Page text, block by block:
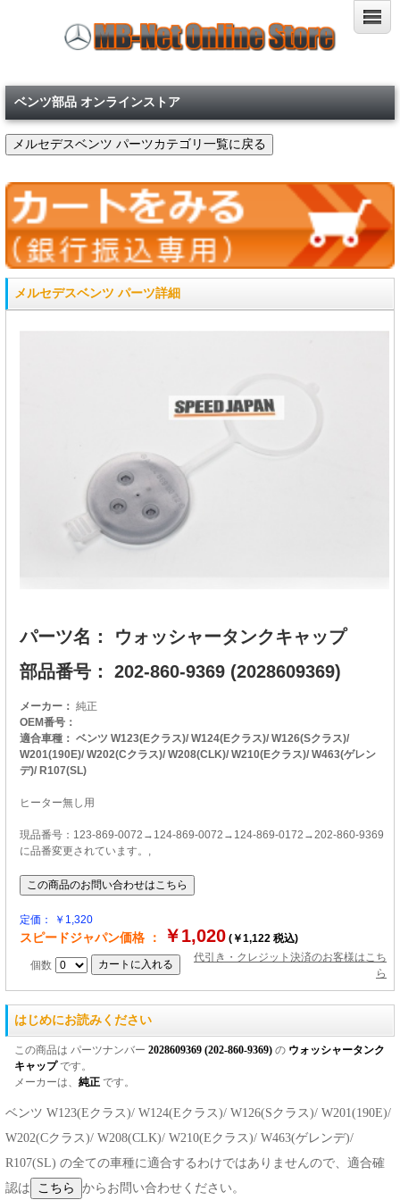
ベンツ部品 オンラインストア
メルセデスベンツ パーツ詳細
パーツ名： ウォッシャータンクキャップ
部品番号： 202-860-9369 (2028609369)
メーカー： 純正
OEM番号：
適合車種： ベンツ W123(Eクラス)/ W124(Eクラス)/ W126(Sクラス)/
W201(190E)/ W202(Cクラス)/ W208(CLK)/ W210(Eクラス)/ W463(ゲレン
デ)/ R107(SL)
ヒーター無し用
現品番号：123-869-0072→124-869-0072→124-869-0172→202-860-9369
に品番変更されています。,
定価： ￥1,320
スピードジャパン価格 ： ￥1,020 (￥1,122 税込)
個数
代引き・クレジット決済のお客様はこち
ら
はじめにお読みください
この商品は パーツナンバー 2028609369 (202-860-9369) の ウォッシャータンク
キャップです。
メーカーは、 純正 です。
ベンツ W123(Eクラス)/ W124(Eクラス)/ W126(Sクラス)/ W201(190E)/
W202(Cクラス)/ W208(CLK)/ W210(Eクラス)/ W463(ゲレンデ)/
R107(SL) の全ての車種に適合するわけではありませんので、適合確
認は
からお問い合わせください。